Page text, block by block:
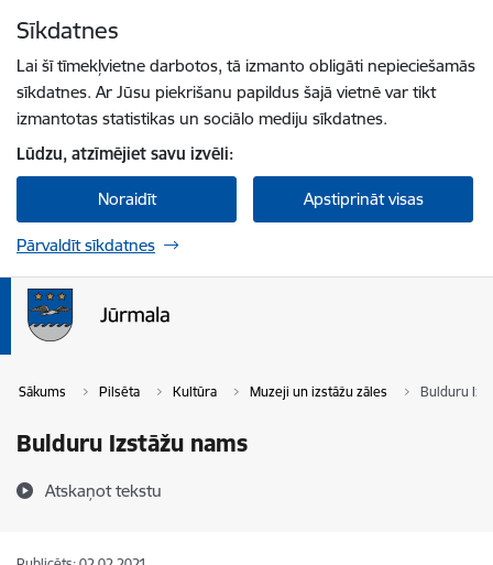
Sīkdatnes
Lai šī tīmekļvietne darbotos, tā izmanto obligāti nepieciešamās
sīkdatnes. Ar Jūsu piekrišanu papildus šajā vietnē var tikt
izmantotas statistikas un sociālo mediju sīkdatnes.
Lūdzu, atzīmējiet savu izvēli:
Noraidīt Apstiprināt visas
Pārvaldīt sīkdatnes
Sākums Pilsēta Kultūra Muzeji un izstāžu zāles Bulduru
Bulduru Izstāžu nams
Atskaņot tekstu